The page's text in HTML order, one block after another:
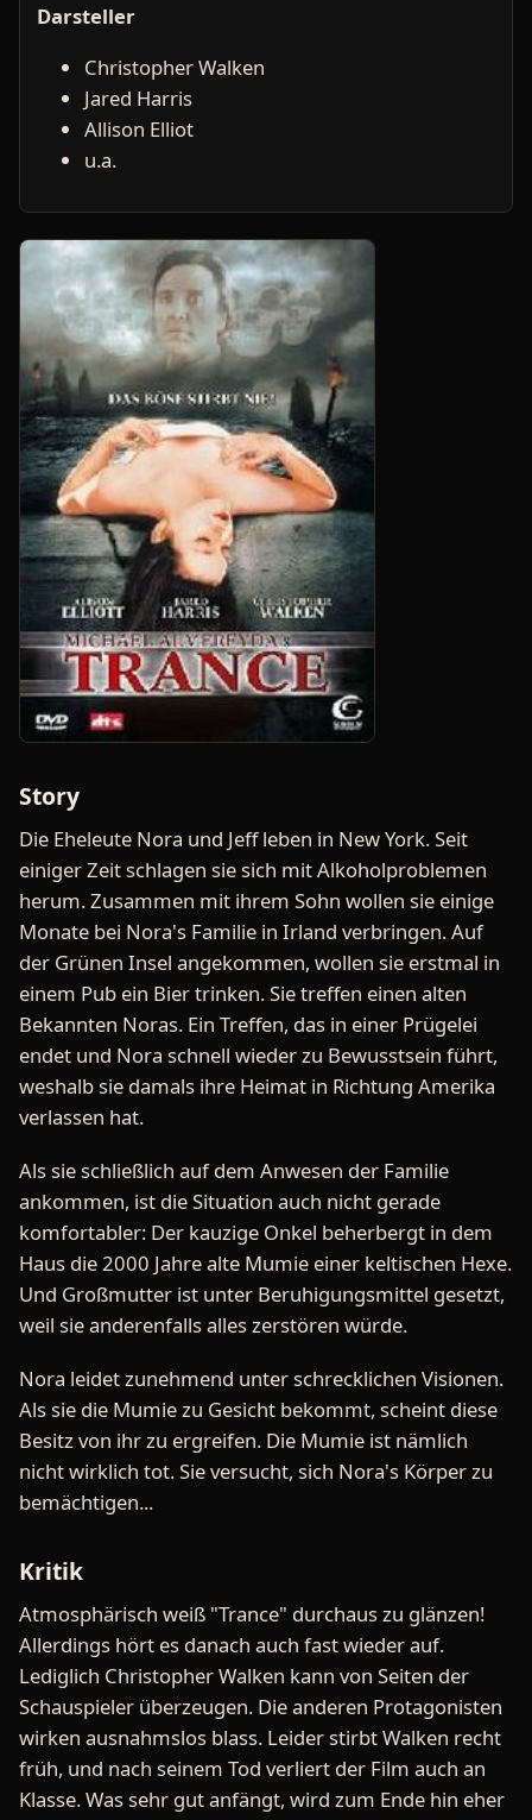
Darsteller
Christopher Walken
Jared Harris
Allison Elliot
u.a.
Story
Die Eheleute Nora und Jeff leben in New York. Seit
einiger Zeit schlagen sie sich mit Alkoholproblemen
herum. Zusammen mit ihrem Sohn wollen sie einige
Monate bei Nora's Familie in Irland verbringen. Auf
der Grünen Insel angekommen, wollen sie erstmal in
einem Pub ein Bier trinken. Sie treffen einen alten
Bekannten Noras. Ein Treffen, das in einer Prügelei
endet und Nora schnell wieder zu Bewusstsein führt,
weshalb sie damals ihre Heimat in Richtung Amerika
verlassen hat.
Als sie schließlich auf dem Anwesen der Familie
ankommen, ist die Situation auch nicht gerade
komfortabler: Der kauzige Onkel beherbergt in dem
Haus die 2000 Jahre alte Mumie einer keltischen Hexe.
Und Großmutter ist unter Beruhigungsmittel gesetzt,
weil sie anderenfalls alles zerstören würde.
Nora leidet zunehmend unter schrecklichen Visionen.
Als sie die Mumie zu Gesicht bekommt, scheint diese
Besitz von ihr zu ergreifen. Die Mumie ist nämlich
nicht wirklich tot. Sie versucht, sich Nora's Körper zu
bemächtigen...
Kritik
Atmosphärisch weiß "Trance" durchaus zu glänzen!
Allerdings hört es danach auch fast wieder auf.
Lediglich Christopher Walken kann von Seiten der
Schauspieler überzeugen. Die anderen Protagonisten
wirken ausnahmslos blass. Leider stirbt Walken recht
früh, und nach seinem Tod verliert der Film auch an
Klasse. Was sehr gut anfängt, wird zum Ende hin eher